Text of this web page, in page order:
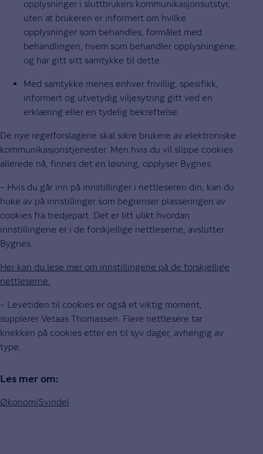
opplysninger i sluttbrukers kommunikasjonsutstyr,
uten at brukeren er informert om hvilke
opplysninger som behandles, formålet med
behandlingen, hvem som behandler opplysningene,
og har gitt sitt samtykke til dette.
Med samtykke menes enhver frivillig, spesifikk,
informert og utvetydig viljesytring gitt ved en
erklæring eller en tydelig bekreftelse.
De nye regelforslagene skal sikre brukere av elektroniske
kommunikasjonstjenester. Men hvis du vil slippe cookies
allerede nå, finnes det en løsning, opplyser Bygnes.
– Hvis du går inn på innstillinger i nettleseren din, kan du
huke av på innstillinger som begrenser plasseringen av
cookies fra tredjepart. Det er litt ulikt hvordan
innstillingene er i de forskjellige nettleserne, avslutter
Bygnes.
Her kan du lese mer om innstillingene på de forskjellige
nettleserne.
– Levetiden til cookies er også et viktig moment,
supplerer Vetaas Thomassen. Flere nettlesere tar
knekken på cookies etter en til syv dager, avhengig av
type.
Les mer om:
ØkonomiSvindel